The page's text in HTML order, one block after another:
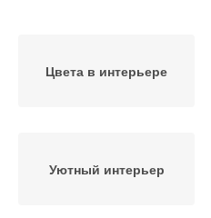
Цвета в интерьере
Уютный интерьер